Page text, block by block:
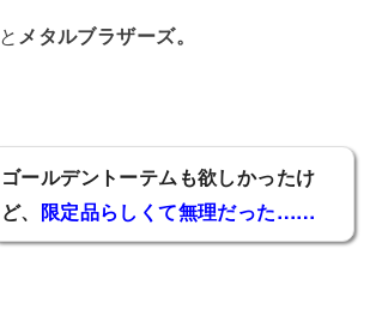
とメタルブラザーズ。
ゴールデントーテムも欲しかったけ
ど、 限定品らしくて無理だった……